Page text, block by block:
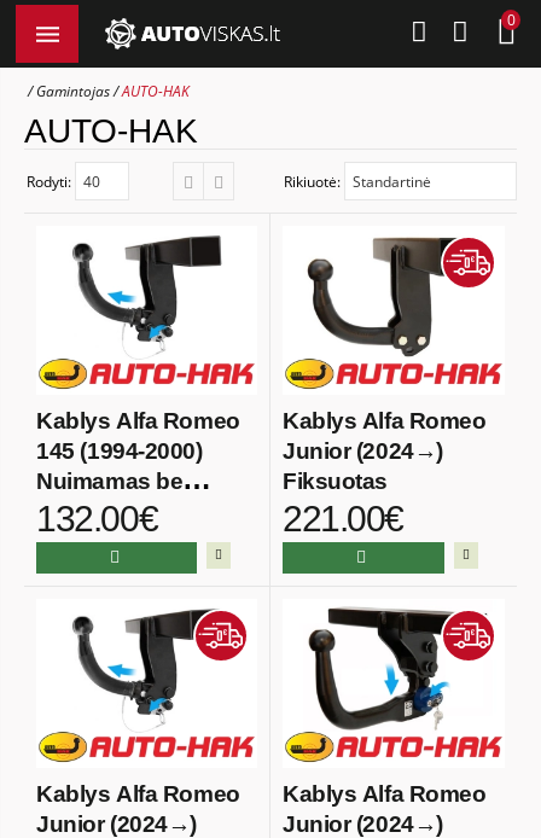
0
Gamintojas AUTO-HAK
AUTO-HAK
Rikiuotė:
Rodyti:
Kablys Alfa Romeo
145 (1994-2000)
Nuimamas be
spynos
132.00€
Kablys Alfa Romeo
Junior (2024→)
Fiksuotas
221.00€
Kablys Alfa Romeo
Junior (2024→)
Kablys Alfa Romeo
Junior (2024→)